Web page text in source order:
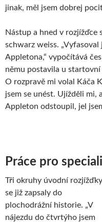
jinak, měl jsem dobrej
Nástup a hned v rozjížďce
schwarz weiss.
Appletona,“ vypočítává
němu postavila u startovní
O rozpravě mi volal Káča
jsem se unést. Ujížděli mi,
Appleton odstoupil, jel
Práce pro
Tři okruhy úvodní rozjížďky
se již zapsaly do
plochodrážní historie. „V
nájezdu do čtvrtýho jsem